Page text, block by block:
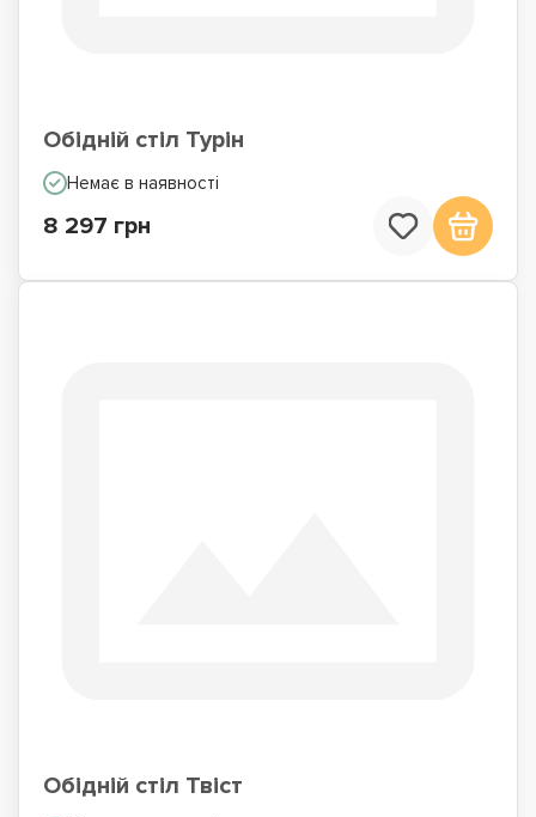
Обідній стіл Турін
Немає в наявності
8 297 грн
Обідній стіл Твіст